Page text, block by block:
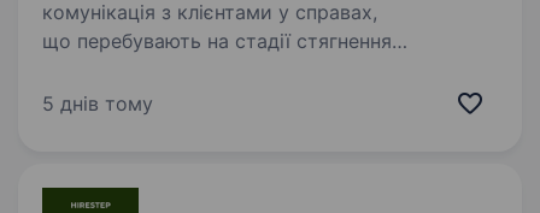
комунікація з клієнтами у справах,
що перебувають на стадії стягнення
статус справи та можливі варіанти
5 днів тому